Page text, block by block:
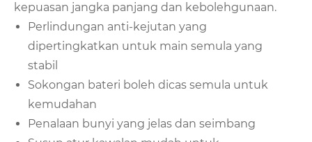
kepuasan jangka panjang dan kebolehgunaan.
Perlindungan anti-kejutan yang
dipertingkatkan untuk main semula yang
stabil
Sokongan bateri boleh dicas semula untuk
kemudahan
Penalaan bunyi yang jelas dan seimbang